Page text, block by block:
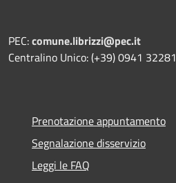
PEC:comune.librizzi@pec.it
Centralino Unico: (+39) 0941 32281
Prenotazione appuntamento
Segnalazione disservizio
Leggi le FAQ